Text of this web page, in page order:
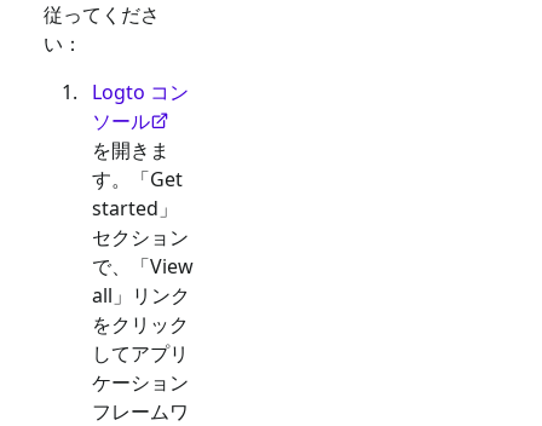
従ってくださ
い：
Logto コン
ソール
を開きま
す。「Get
started」
セクション
で、「View
all」リンク
をクリック
してアプリ
ケーション
フレームワ